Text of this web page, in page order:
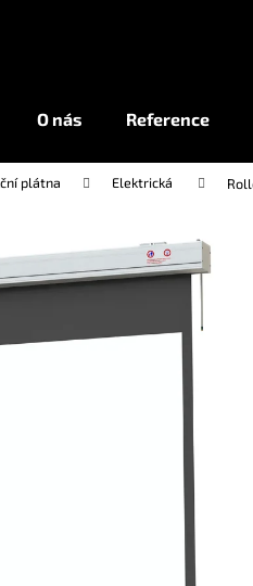
O nás Reference
plátna Elektrická
Co